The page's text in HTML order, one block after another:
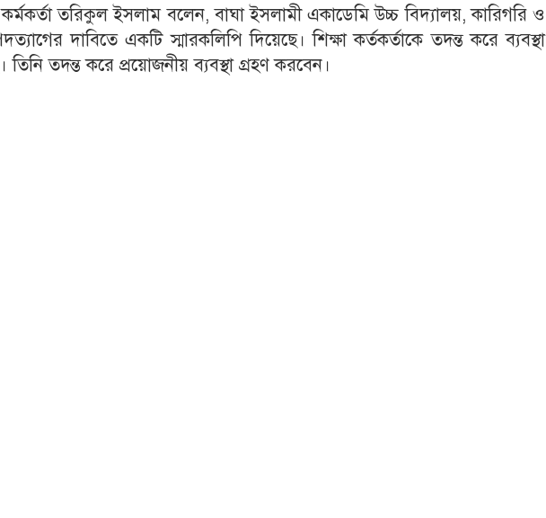
তরিকুল ইসলাম বলেন, বাঘা ইসলামী একাডেমি উচ্চ বিদ্যালয়, কারিগরি ও
দাবিতে একটি স্মারকলিপি দিয়েছে। শিক্ষা কর্তকর্তাকে তদন্ত করে ব্যবস্থা
তিনি তদন্ত করে প্রয়োজনীয় ব্যবস্থা গ্রহণ করবেন।